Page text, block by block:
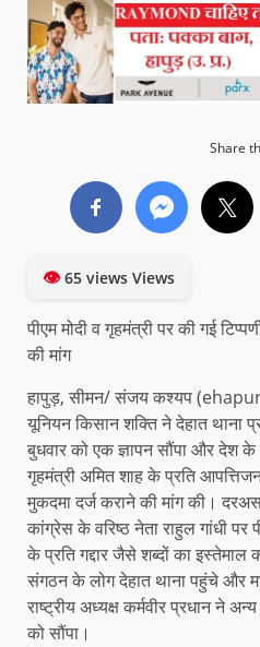
Share
👁65 views Views
पीएम मोदी व गृहमंत्री पर की गई
की मांग
हापुड़, सीमन/ संजय कश्यप
यूनियन किसान शक्ति ने देहात थाना
बुधवार को एक ज्ञापन सौंपा और देश के
गृहमंत्री अमित शाह के प्रति
मुकदमा दर्ज कराने की मांग की।
कांग्रेस के वरिष्ठ नेता राहुल गांधी पर
के प्रति गद्दार जैसे शब्दों का
संगठन के लोग देहात थाना पहुंचे और
राष्ट्रीय अध्यक्ष कर्मवीर प्रधान ने
को सौंपा।